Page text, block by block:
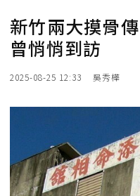
新竹兩大摸骨
曾悄悄到訪
2025-08-25 12:33 吳秀樺